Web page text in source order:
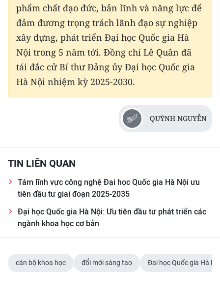
phẩm chất đạo đức, bản lĩnh và năng lực để
đảm đương trọng trách lãnh đạo sự nghiệp
xây dựng, phát triển Đại học Quốc gia Hà
Nội trong 5 năm tới. Đồng chí Lê Quân đã
tái đắc cử Bí thư Đảng ủy Đại học Quốc gia
Hà Nội nhiệm kỳ 2025-2030.
QUỲNH NGUYỄN
TIN LIÊN QUAN
Tám lĩnh vực công nghệ Đại học Quốc gia Hà Nội ưu
tiên đầu tư giai đoạn 2025-2035
Đại học Quốc gia Hà Nội: Ưu tiên đầu tư phát triển các
ngành khoa học cơ bản
cán bộ khoa học đổi mới sáng tạo Đại học Quốc gia Hà